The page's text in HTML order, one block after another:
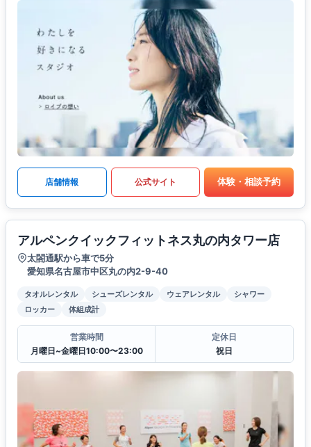
店舗情報 公式サイト 体験・相談予約
アルペンクイックフィットネス丸の内タワー店
太閤通駅から車で5分
愛知県名古屋市中区丸の内2-9-40
タオルレンタル シューズレンタル ウェアレンタル
シャワー
ロッカー
体組成計
営業時間
月曜日~金曜日10:00〜23:00
定休日
祝日